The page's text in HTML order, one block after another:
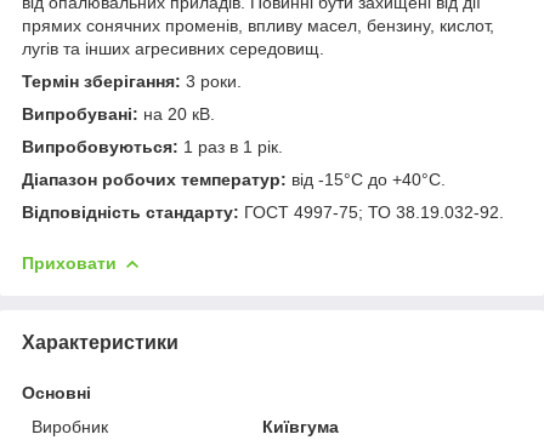
прямих сонячних променів, впливу масел, бензину, кислот,
лугів та інших агресивних середовищ.
Термін зберігання: 3 роки.
Випробувані: на 20 кВ.
Випробовуються: 1 раз в 1 рік.
Діапазон робочих температур: від -15°С до +40°С.
Відповідність стандарту: ГОСТ 4997-75; ТО 38.19.032-92.
Приховати
Характеристики
Основні
Виробник
Київгума